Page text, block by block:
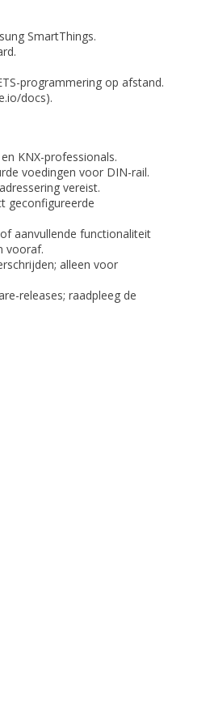
SmartThings.
programmering op afstand.
docs).
KNX-professionals.
voedingen voor DIN-rail.
vereist.
geconfigureerde
aanvullende functionaliteit
vooraf.
alleen voor
releases; raadpleeg de